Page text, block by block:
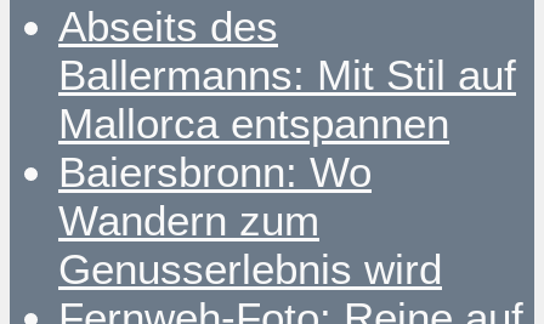
Abseits des
Ballermanns: Mit Stil auf
Mallorca entspannen
Baiersbronn: Wo
Wandern zum
Genusserlebnis wird